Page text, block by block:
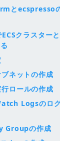
とecspresso
クラスター
ネットの作成
ロールの作成
Logsのロ
Groupの作成